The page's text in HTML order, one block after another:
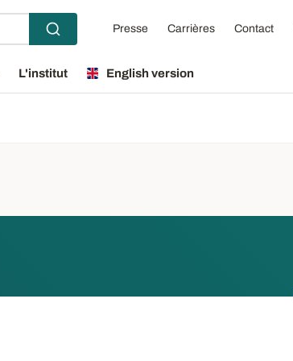
Presse Carrières Contact
L'institut English version